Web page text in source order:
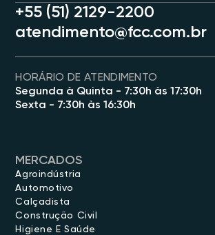
MERCADOS
Agroindústria
Automotivo
Calçadista
Construção Civil
Higiene E Saúde
+55 (51) 2129-2200
atendimento@fcc.com.br
HORÁRIO DE ATENDIMENTO
Segunda à Quinta - 7:30h às 17:30h
Sexta - 7:30h às 16:30h